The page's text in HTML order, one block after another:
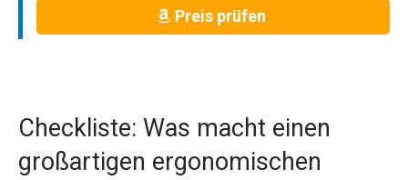
Preis prüfen
Checkliste: Was macht einen
großartigen ergonomischen